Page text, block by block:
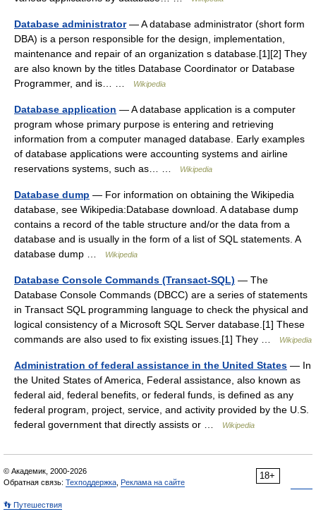
Database administrator— A database administrator (short form
DBA) is a person responsible for the design, implementation,
maintenance and repair of an organization s database.[1][2] They
are also known by the titles Database Coordinator or Database
Programmer, and is… …
Wikipedia
Database application — A database application is a computer
program whose primary purpose is entering and retrieving
information from a computer managed database. Early examples
of database applications were accounting systems and airline
reservations systems, such as… …
Wikipedia
Database dump — For information on obtaining the Wikipedia
database, see Wikipedia:Database download. A database dump
contains a record of the table structure and/or the data from a
database and is usually in the form of a list of SQL statements. A
database dump …
Wikipedia
Database Console Commands (Transact-SQL) — The
Database Console Commands (DBCC) are a series of statements
in Transact SQL programming language to check the physical and
logical consistency of a Microsoft SQL Server database.[1] These
commands are also used to fix existing issues.[1] They …
Wikipedia
Administration of federal assistance in the United States — In
the United States of America, Federal assistance, also known as
federal aid, federal benefits, or federal funds, is defined as any
federal program, project, service, and activity provided by the U.S.
federal government that directly assists or …
Wikipedia
18+
© Академик, 2000-2026
Обратная связь: Техподдержка Реклама на сайте
👣 Путешествия